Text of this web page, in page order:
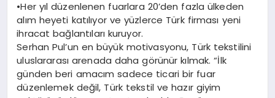
•Her yıl düzenlenen fuarlara 20’den fazla ülkeden
alım heyeti katılıyor ve yüzlerce Türk firması yeni
ihracat bağlantıları kuruyor.
Serhan Pul’un en büyük motivasyonu, Türk tekstilini
uluslararası arenada daha görünür kılmak. “İlk
günden beri amacım sadece ticari bir fuar
düzenlemek değil, Türk tekstil ve hazır giyim